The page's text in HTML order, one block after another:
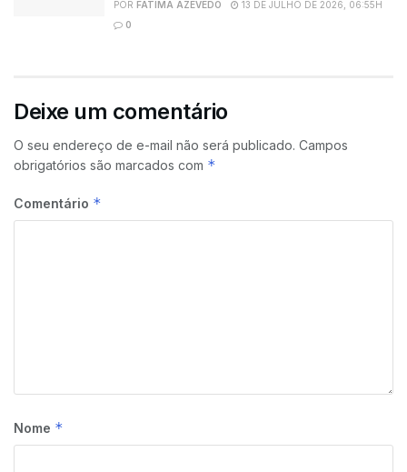
POR FATIMA AZEVEDO
13 DE JULHO DE 2026, 06:55H
0
Deixe um comentário
O seu endereço de e-mail não será publicado. Campos
obrigatórios são marcados com *
Comentário *
Nome *